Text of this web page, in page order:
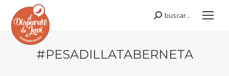
Buscar:
buscar...
#PESADILLATABERNETA